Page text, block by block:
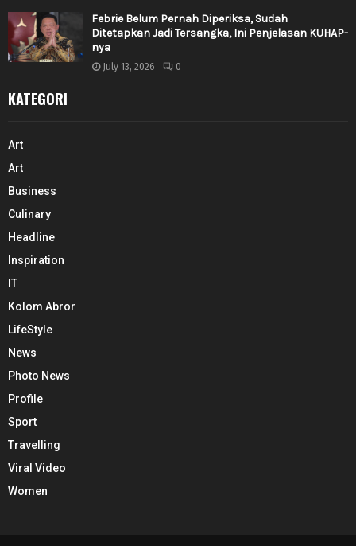
Febrie Belum Pernah Diperiksa, Sudah
Ditetapkan Jadi Tersangka, Ini Penjelasan KUHAP-
nya
July 13, 2026 0
KATEGORI
Art
Art
Business
Culinary
Headline
Inspiration
IT
Kolom Abror
LifeStyle
News
Photo News
Profile
Sport
Travelling
Viral Video
Women